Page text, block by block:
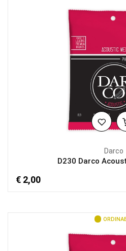
Darco
D230 Darco
€ 2,00